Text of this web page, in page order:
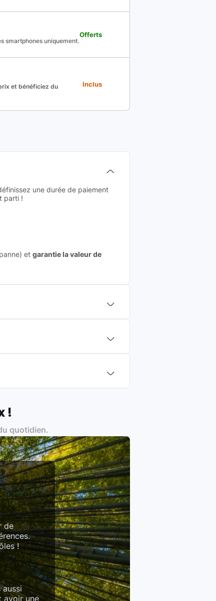
smartphones uniquement.
Offerts
et bénéficiez du
Inclus
une durée de paiement
parti !
et garantie la valeur de
!
quotidien.
de
!
avoir une